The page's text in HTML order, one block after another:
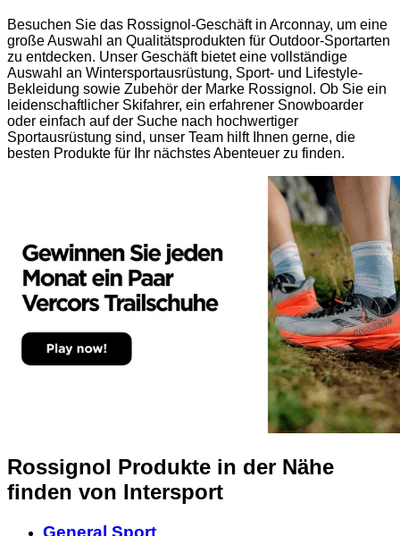
Besuchen Sie das Rossignol-Geschäft in Arconnay, um eine
große Auswahl an Qualitätsprodukten für Outdoor-Sportarten
zu entdecken. Unser Geschäft bietet eine vollständige
Auswahl an Wintersportausrüstung, Sport- und Lifestyle-
Bekleidung sowie Zubehör der Marke Rossignol. Ob Sie ein
leidenschaftlicher Skifahrer, ein erfahrener Snowboarder
oder einfach auf der Suche nach hochwertiger
Sportausrüstung sind, unser Team hilft Ihnen gerne, die
besten Produkte für Ihr nächstes Abenteuer zu finden.
Rossignol Produkte in der Nähe
finden von Intersport
General Sport